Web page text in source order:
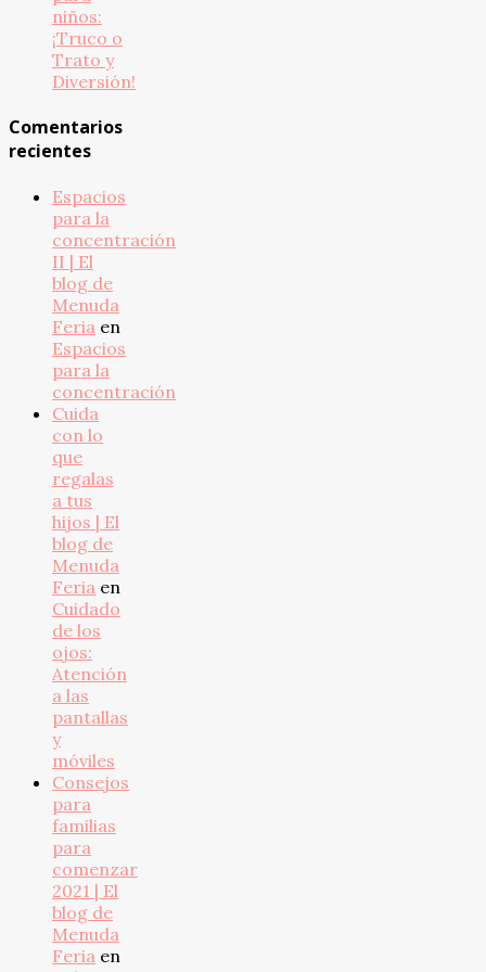
niños:
¡Truco o
Trato y
Diversión!
Comentarios
recientes
Espacios
para la
concentración
II | El
blog de
Menuda
Feria en
Espacios
para la
concentración
Cuida
con lo
que
regalas
a tus
hijos | El
blog de
Menuda
Feria en
Cuidado
de los
ojos:
Atención
a las
pantallas
y
móviles
Consejos
para
familias
para
comenzar
2021 | El
blog de
Menuda
Feria en